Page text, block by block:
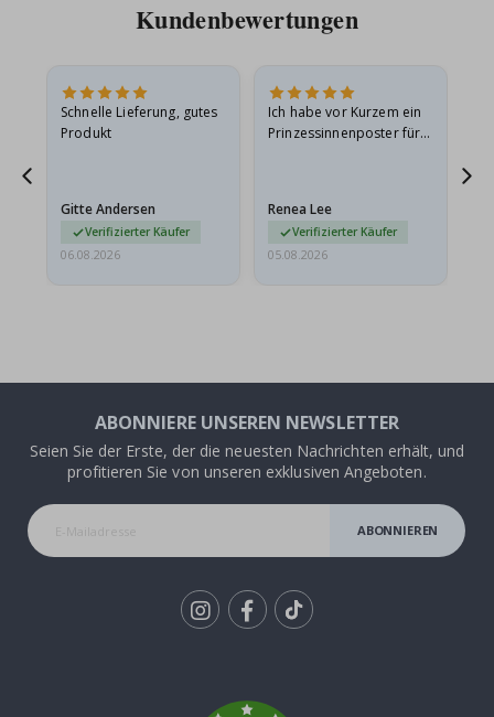
Kundenbewertungen
Schnelle Lieferung, gutes
Produkt
Gitte Andersen
Verifizierter Käufer
06.08.2026
Ich habe vor Kurzem ein
Prinzessinnenposter für
beschädigt…
Renea Lee
Verifizierter Käufer
05.08.2026
ABONNIERE UNSEREN NEWSLETTER
Seien Sie der Erste, der die neuesten Nachrichten erhält, und
profitieren Sie von unseren exklusiven Angeboten.
ABONNIEREN